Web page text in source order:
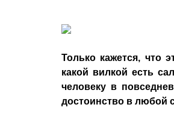
Только кажется, что
какой вилкой есть
человеку в
достоинство в любой